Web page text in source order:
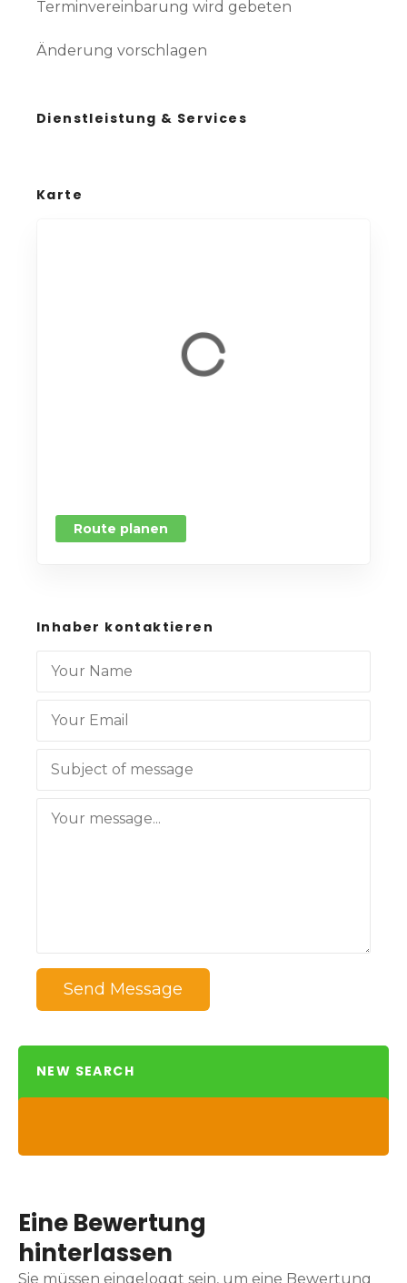
Terminvereinbarung wird gebeten
Änderung vorschlagen
Dienstleistung & Services
Karte
Route planen
Inhaber kontaktieren
Send Message
NEW SEARCH
Eine Bewertung
hinterlassen
Sie müssen eingeloggt sein, um eine Bewertung